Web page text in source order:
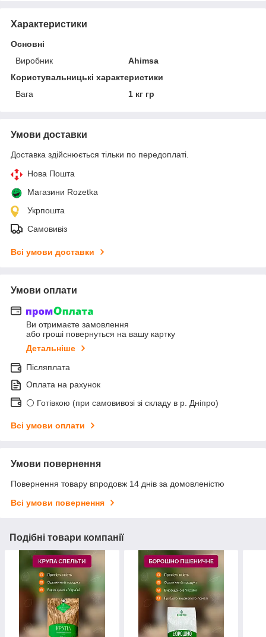
Характеристики
Основні
Виробник
Ahimsa
Користувальницькі характеристики
Вага
1 кг гр
Умови доставки
Доставка здійснюється тільки по передоплаті.
Нова Пошта
Магазини Rozetka
Укрпошта
Самовивіз
Всі умови доставки
Умови оплати
Ви отримаєте замовлення
або гроші повернуться на вашу картку
Детальніше
Післяплата
Оплата на рахунок
⚪ Готівкою (при самовивозі зі складу в р. Дніпро)
Всі умови оплати
Умови повернення
Повернення товару впродовж 14 днів за домовленістю
Всі умови повернення
Подібні товари компанії